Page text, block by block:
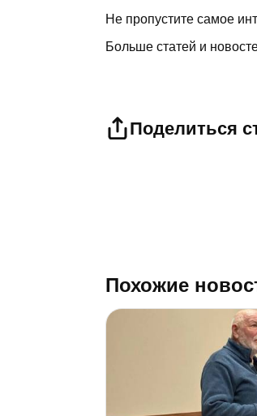
Не пропустите самое
Больше статей и
Поделиться
Похожие